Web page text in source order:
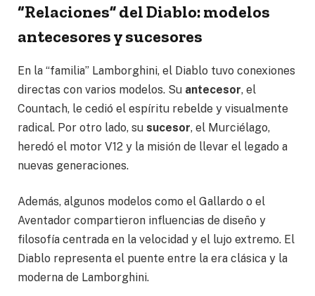
“Relaciones” del Diablo: modelos
antecesores y sucesores
En la “familia” Lamborghini, el Diablo tuvo conexiones
directas con varios modelos. Su antecesor, el
Countach, le cedió el espíritu rebelde y visualmente
radical. Por otro lado, su sucesor, el Murciélago,
heredó el motor V12 y la misión de llevar el legado a
nuevas generaciones.
Además, algunos modelos como el Gallardo o el
Aventador compartieron influencias de diseño y
filosofía centrada en la velocidad y el lujo extremo. El
Diablo representa el puente entre la era clásica y la
moderna de Lamborghini.